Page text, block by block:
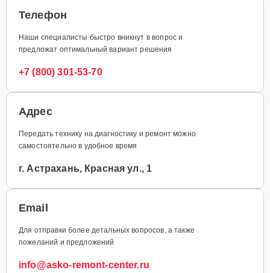
Телефон
Наши специалисты быстро вникнут в вопрос и
предложат оптимальный вариант решения
+7 (800) 301-53-70
Адрес
Передать технику на диагностику и ремонт можно
самостоятельно в удобное время
г. Астрахань, Красная ул., 1
Email
Для отправки более детальных вопросов, а также
пожеланий и предложений
info@asko-remont-center.ru